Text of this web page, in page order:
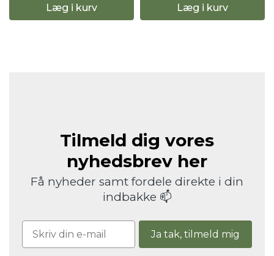
Læg i kurv Læg i kurv
Tilmeld dig vores
nyhedsbrev her
Få nyheder samt fordele direkte i din
indbakke 📫
Ja tak, tilmeld mig